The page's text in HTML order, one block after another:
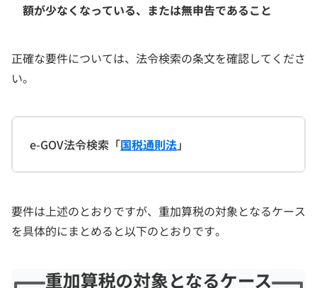
額が少なくなっている、または無申告であること
正確な要件については、法令検索の条文を確認してくださ
い。
e-GOV法令検索「国税通則法」
要件は上述のとおりですが、重加算税の対象となるケース
を具体的にまとめると以下のとおりです。